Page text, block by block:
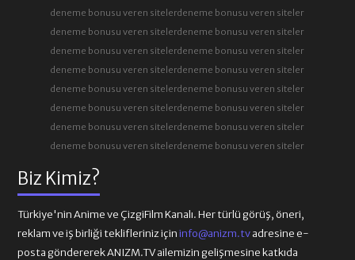
Biz Kimiz?
Türkiye'nin Anime ve ÇizgiFilm Kanalı. Her türlü görüş, öneri,
reklam ve iş birliği teklifleriniz içininfo@anizm.tvadresine e-
posta göndererek ANIZM.TV ailemizin gelişmesine katkıda
deneme bonusu veren sitelerdeneme bonusu veren siteler
deneme bonusu veren sitelerdeneme bonusu veren siteler
deneme bonusu veren sitelerdeneme bonusu veren siteler
deneme bonusu veren sitelerdeneme bonusu veren siteler
deneme bonusu veren sitelerdeneme bonusu veren siteler
deneme bonusu veren sitelerdeneme bonusu veren siteler
deneme bonusu veren sitelerdeneme bonusu veren siteler
deneme bonusu veren sitelerdeneme bonusu veren siteler